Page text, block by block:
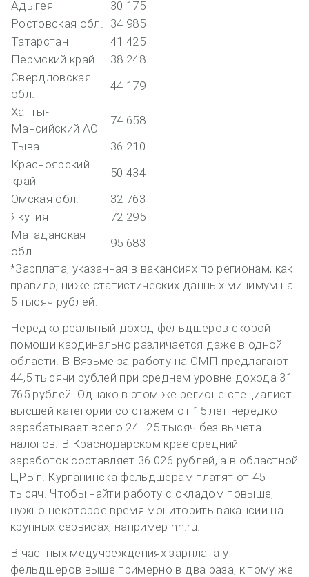
Адыгея
30 175
Ростовская обл. 34 985
Татарстан
41 425
Пермский край
38 248
Свердловская
обл.
44 179
Ханты-
Мансийский АО
74 658
Тыва
36 210
Красноярский
край
50 434
Омская обл.
32 763
Якутия
72 295
Магаданская
обл.
95 683
*Зарплата, указанная в вакансиях по регионам, как
правило, ниже статистических данных минимум на
5 тысяч рублей.
Нередко реальный доход фельдшеров скорой
помощи кардинально различается даже в одной
области. В Вязьме за работу на СМП предлагают
44,5 тысячи рублей при среднем уровне дохода 31
765 рублей. Однако в этом же регионе специалист
высшей категории со стажем от 15 лет нередко
зарабатывает всего 24–25 тысяч без вычета
налогов. В Краснодарском крае средний
заработок составляет 36 026 рублей, а в областной
ЦРБ г. Курганинска фельдшерам платят от 45
тысяч. Чтобы найти работу с окладом повыше,
нужно некоторое время мониторить вакансии на
крупных сервисах, например hh.ru.
В частных медучреждениях зарплата у
фельдшеров выше примерно в два раза, к тому же